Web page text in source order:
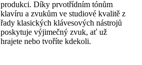
produkci. Díky prvotřídním tónům
klavíru a zvukům ve studiové kvalitě z
řady klasických klávesových nástrojů
poskytuje výjimečný zvuk, ať už
hrajete nebo tvoříte kdekoli.